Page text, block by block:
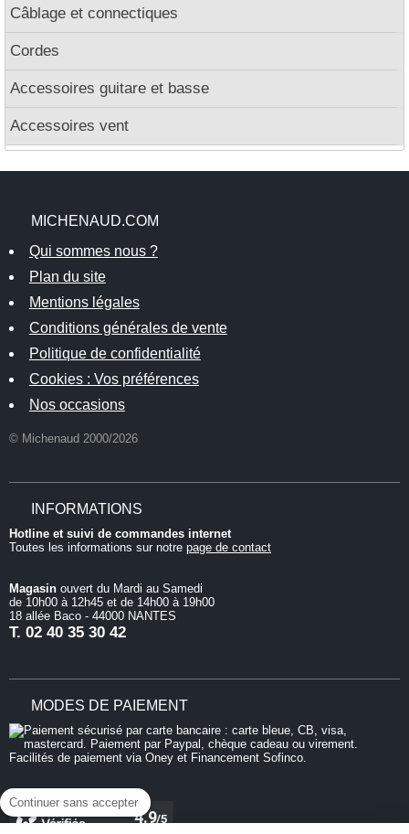
Continuer sans accepter
Câblage et connectiques
Cordes
Accessoires guitare et basse
Accessoires vent
MICHENAUD.COM
Qui sommes nous ?
Plan du site
Mentions légales
Conditions générales de vente
Politique de confidentialité
Cookies : Vos préférences
Nos occasions
© Michenaud 2000/2026
INFORMATIONS
Hotline et suivi de commandes internet
Toutes les informations sur notre page de contact
Magasin ouvert du Mardi au Samedi
de 10h00 à 12h45 et de 14h00 à 19h00
18 allée Baco - 44000 NANTES
T. 02 40 35 30 42
MODES DE PAIEMENT